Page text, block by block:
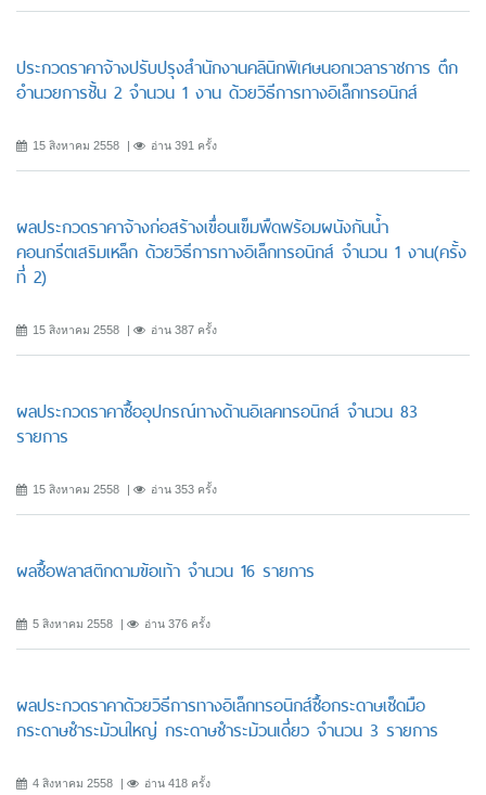
ประกวดราคาจ้างปรับปรุงสำนักงานคลินิกพิเศษนอกเวลาราชการ ตึก
อำนวยการชั้น 2 จำนวน 1 งาน ด้วยวิธีการทางอิเล็กทรอนิกส์
15 สิงหาคม 2558 อ่าน 391 ครั้ง
ผลประกวดราคาจ้างก่อสร้างเขื่อนเข็มพืดพร้อมผนังกันน้ำ
คอนกรีตเสริมเหล็ก ด้วยวิธีการทางอิเล็กทรอนิกส์ จำนวน 1 งาน(ครั้ง
ที่ 2)
15 สิงหาคม 2558 อ่าน 387 ครั้ง
ผลประกวดราคาซื้ออุปกรณ์ทางด้านอิเลคทรอนิกส์ จำนวน 83
รายการ
15 สิงหาคม 2558 อ่าน 353 ครั้ง
ผลซื้อพลาสติกดามข้อเท้า จำนวน 16 รายการ
5 สิงหาคม 2558 อ่าน 376 ครั้ง
ผลประกวดราคาด้วยวิธีการทางอิเล็กทรอนิกส์ซื้อกระดาษเช็ดมือ
กระดาษชำระม้วนใหญ่ กระดาษชำระม้วนเดี่ยว จำนวน 3 รายการ
4 สิงหาคม 2558 อ่าน 418 ครั้ง